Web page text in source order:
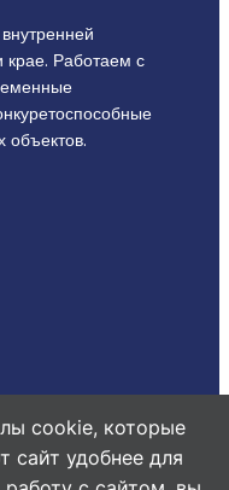
крае. Работаем с
cookie, которые
сайт удобнее для